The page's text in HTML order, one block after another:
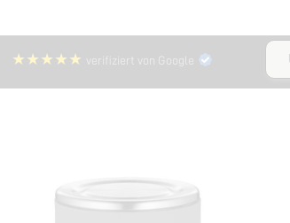
★★★★★ verifiziert von Google